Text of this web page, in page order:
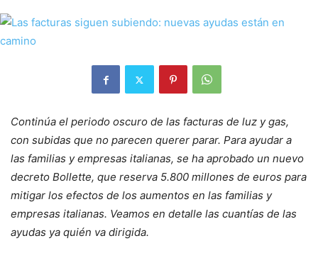
Continúa el periodo oscuro de las facturas de luz y gas,
con subidas que no parecen querer parar. Para ayudar a
las familias y empresas italianas, se ha aprobado un nuevo
decreto Bollette, que reserva 5.800 millones de euros para
mitigar los efectos de los aumentos en las familias y
empresas italianas. Veamos en detalle las cuantías de las
ayudas ya quién va dirigida.